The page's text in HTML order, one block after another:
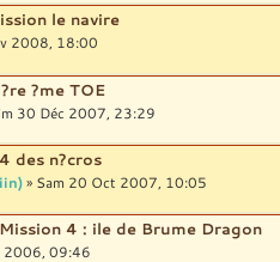
le navire
2008, 18:00
?me TOE
30 Déc 2007, 23:29
des n?cros
» Sam 20 Oct 2007, 10:05
4 : ile de Brume Dragon
2006, 09:46